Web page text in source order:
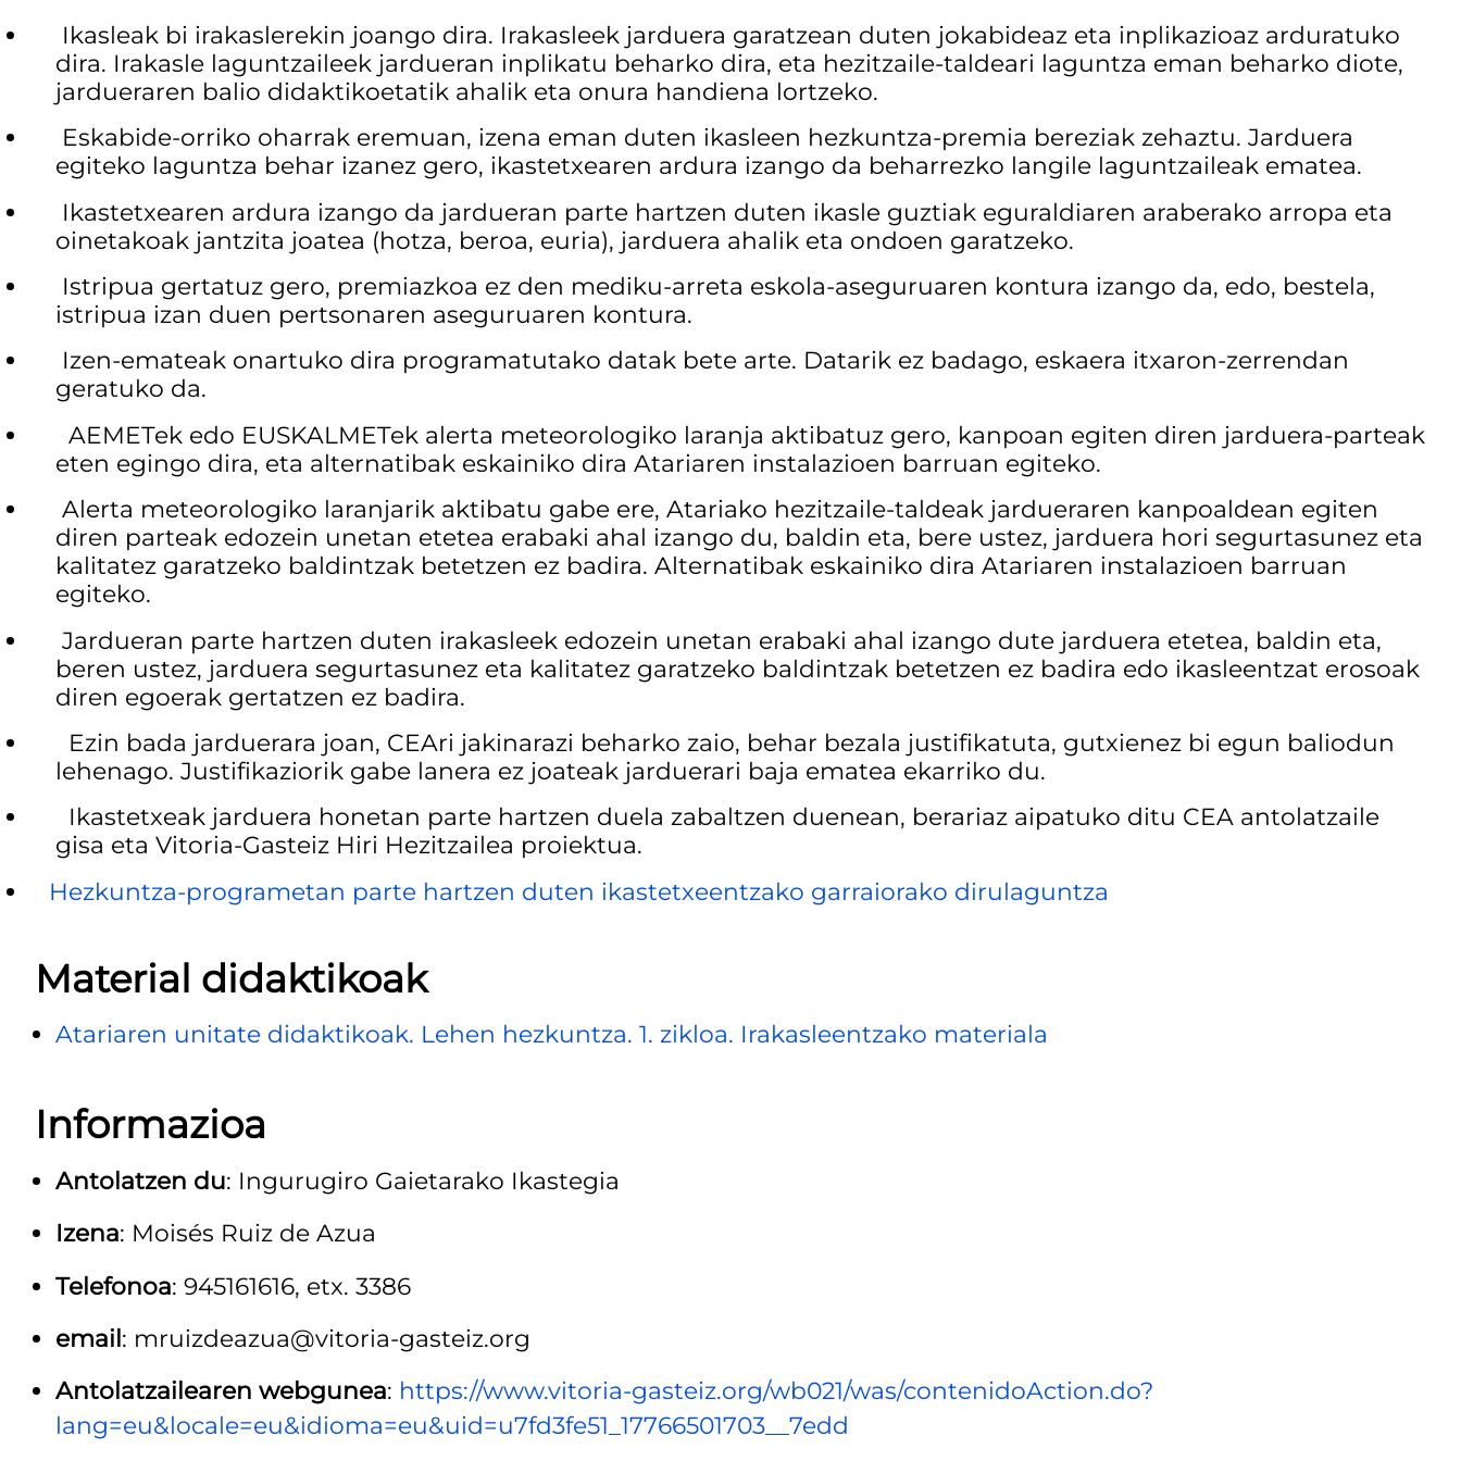
Ikasleak bi irakaslerekin joango dira. Irakasleek jarduera garatzean duten jokabideaz eta inplikazioaz arduratuko
dira. Irakasle laguntzaileek jardueran inplikatu beharko dira, eta hezitzaile-taldeari laguntza eman beharko diote,
jardueraren balio didaktikoetatik ahalik eta onura handiena lortzeko.
Eskabide-orriko oharrak eremuan, izena eman duten ikasleen hezkuntza-premia bereziak zehaztu. Jarduera
egiteko laguntza behar izanez gero, ikastetxearen ardura izango da beharrezko langile laguntzaileak ematea.
Ikastetxearen ardura izango da jardueran parte hartzen duten ikasle guztiak eguraldiaren araberako arropa eta
oinetakoak jantzita joatea (hotza, beroa, euria), jarduera ahalik eta ondoen garatzeko.
Istripua gertatuz gero, premiazkoa ez den mediku-arreta eskola-aseguruaren kontura izango da, edo, bestela,
istripua izan duen pertsonaren aseguruaren kontura.
Izen-emateak onartuko dira programatutako datak bete arte. Datarik ez badago, eskaera itxaron-zerrendan
geratuko da.
AEMETek edo EUSKALMETek alerta meteorologiko laranja aktibatuz gero, kanpoan egiten diren jarduera-parteak
eten egingo dira, eta alternatibak eskainiko dira Atariaren instalazioen barruan egiteko.
Alerta meteorologiko laranjarik aktibatu gabe ere, Atariako hezitzaile-taldeak jardueraren kanpoaldean egiten
diren parteak edozein unetan etetea erabaki ahal izango du, baldin eta, bere ustez, jarduera hori segurtasunez eta
kalitatez garatzeko baldintzak betetzen ez badira. Alternatibak eskainiko dira Atariaren instalazioen barruan
egiteko.
Jardueran parte hartzen duten irakasleek edozein unetan erabaki ahal izango dute jarduera etetea, baldin eta,
beren ustez, jarduera segurtasunez eta kalitatez garatzeko baldintzak betetzen ez badira edo ikasleentzat erosoak
diren egoerak gertatzen ez badira.
Ezin bada jarduerara joan, CEAri jakinarazi beharko zaio, behar bezala justifikatuta, gutxienez bi egun baliodun
lehenago. Justifikaziorik gabe lanera ez joateak jarduerari baja ematea ekarriko du.
Ikastetxeak jarduera honetan parte hartzen duela zabaltzen duenean, berariaz aipatuko ditu CEA antolatzaile
gisa eta Vitoria-Gasteiz Hiri Hezitzailea proiektua.
Hezkuntza-programetan parte hartzen duten ikastetxeentzako garraiorako dirulaguntza
Material didaktikoak
Atariaren unitate didaktikoak. Lehen hezkuntza. 1. zikloa. Irakasleentzako materiala
Informazioa
Antolatzen du: Ingurugiro Gaietarako Ikastegia
Izena: Moisés Ruiz de Azua
Telefonoa: 945161616, etx. 3386
email: mruizdeazua@vitoria-gasteiz.org
Antolatzailearen webgunea: https://www.vitoria-gasteiz.org/wb021/was/contenidoAction.do?
lang=eu&locale=eu&idioma=eu&uid=u7fd3fe51_17766501703__7edd